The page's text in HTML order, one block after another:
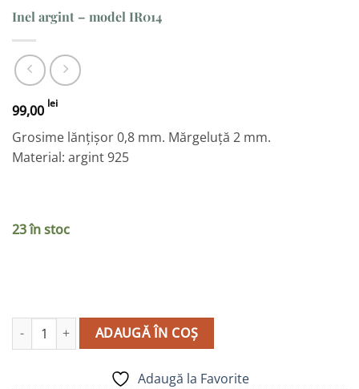
Inel argint – model IR014
99,00 lei
Grosime lănțișor 0,8 mm. Mărgeluță 2 mm.
Material: argint 925
23 în stoc
Cantitate Inel argint - model IR014
ADAUGĂ ÎN COȘ
Adaugă la Favorite